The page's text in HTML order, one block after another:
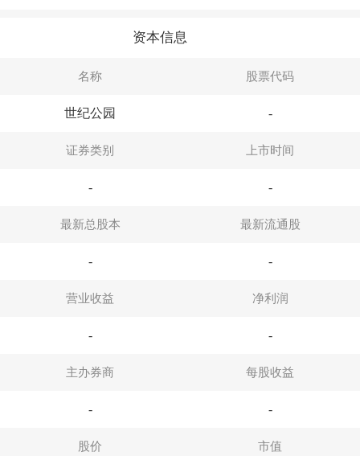
资本信息
名称
世纪公园
股票代码
-
证券类别
-
上市时间
-
最新总股本
-
最新流通股
-
营业收益
-
净利润
-
主办券商
-
每股收益
-
股价 市值